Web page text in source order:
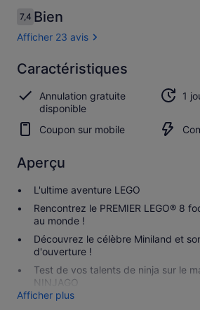
Avis
7,47,4 sur 10
Bien
Afficher 23 avis
7.47.4 sur 10
Bien
Afficher
les
23 avis
Caractéristiques
Annulation gratuite
disponible
1
Coupon sur mobile
Aperçu
L'ultime aventure LEGO
Rencontrez le PREMIER LEGO® 8
au monde !
Découvrez le célèbre Miniland et
d'ouverture !
Test de vos talents de ninja sur le
NINJAGO
Afficher plus